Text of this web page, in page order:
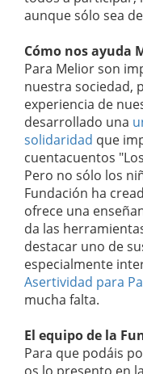
aunque sólo sea
Cómo nos ayuda
Para Melior son
nuestra sociedad,
experiencia de
desarrollado una
solidaridad que
cuentacuentos
Pero no sólo los
Fundación ha
ofrece una
da las
destacar uno de
especialmente
Asertividad para
mucha falta.
El equipo de la
Para que podáis